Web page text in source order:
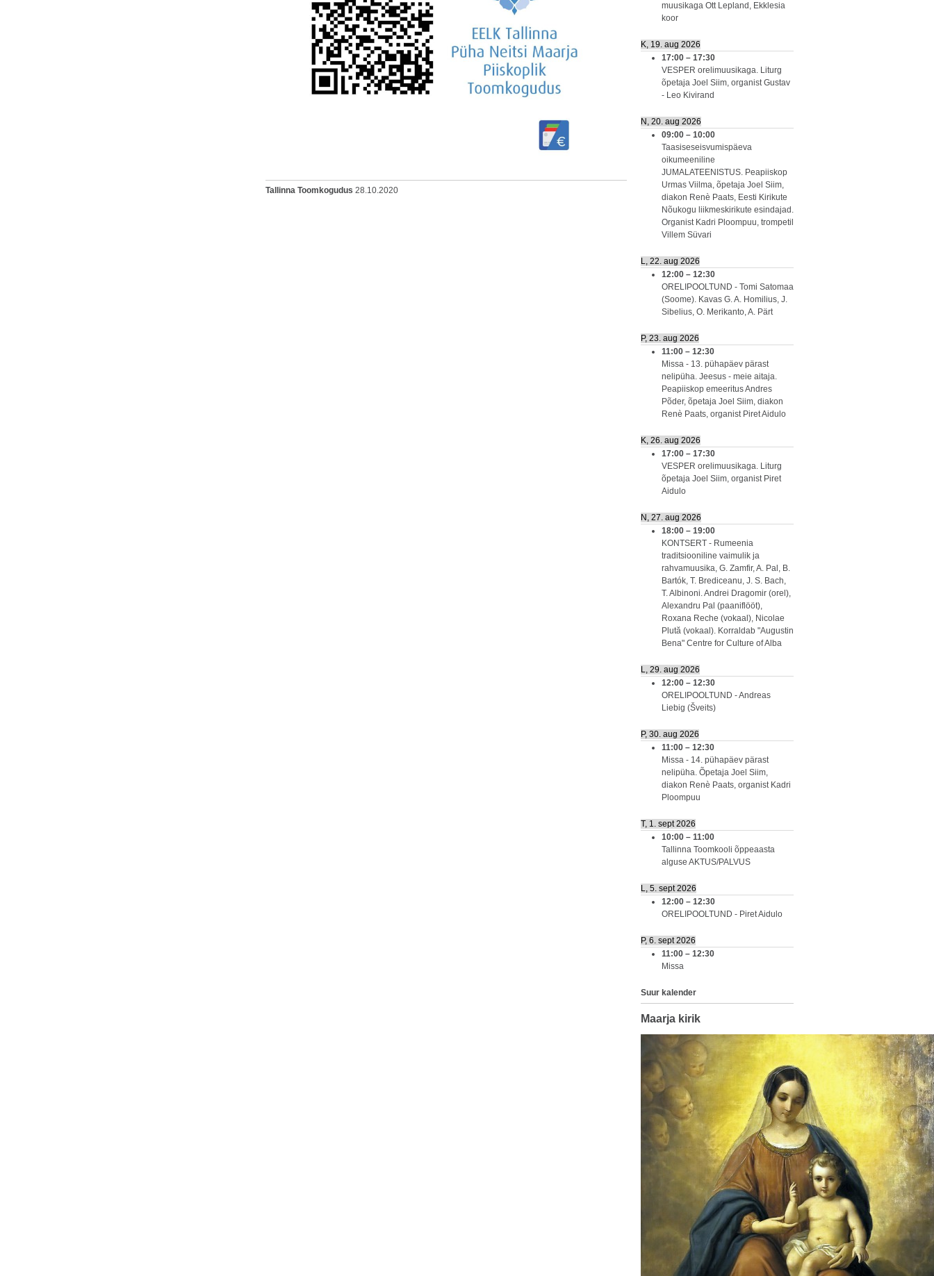
Tallinna Toomkogudus 28.10.2020
muusikaga Ott Lepland, Ekklesia
koor
K, 19. aug 2026
17:00 – 17:30
VESPER orelimuusikaga. Liturg
õpetaja Joel Siim, organist Gustav
- Leo Kivirand
N, 20. aug 2026
09:00 – 10:00
Taasiseseisvumispäeva
oikumeeniline
JUMALATEENISTUS. Peapiiskop
Urmas Viilma, õpetaja Joel Siim,
diakon Renè Paats, Eesti Kirikute
Nõukogu liikmeskirikute esindajad.
Organist Kadri Ploompuu, trompetil
Villem Süvari
L, 22. aug 2026
12:00 – 12:30
ORELIPOOLTUND - Tomi Satomaa
(Soome). Kavas G. A. Homilius, J.
Sibelius, O. Merikanto, A. Pärt
P, 23. aug 2026
11:00 – 12:30
Missa - 13. pühapäev pärast
nelipüha. Jeesus - meie aitaja.
Peapiiskop emeeritus Andres
Põder, õpetaja Joel Siim, diakon
Renè Paats, organist Piret Aidulo
K, 26. aug 2026
17:00 – 17:30
VESPER orelimuusikaga. Liturg
õpetaja Joel Siim, organist Piret
Aidulo
N, 27. aug 2026
18:00 – 19:00
KONTSERT - Rumeenia
traditsiooniline vaimulik ja
rahvamuusika, G. Zamfir, A. Pal, B.
Bartók, T. Brediceanu, J. S. Bach,
T. Albinoni. Andrei Dragomir (orel),
Alexandru Pal (paaniflööt),
Roxana Reche (vokaal), Nicolae
Plută (vokaal). Korraldab "Augustin
Bena" Centre for Culture of Alba
L, 29. aug 2026
12:00 – 12:30
ORELIPOOLTUND - Andreas
Liebig (Šveits)
P, 30. aug 2026
11:00 – 12:30
Missa - 14. pühapäev pärast
nelipüha. Õpetaja Joel Siim,
diakon Renè Paats, organist Kadri
Ploompuu
T, 1. sept 2026
10:00 – 11:00
Tallinna Toomkooli õppeaasta
alguse AKTUS/PALVUS
L, 5. sept 2026
12:00 – 12:30
ORELIPOOLTUND - Piret Aidulo
P, 6. sept 2026
11:00 – 12:30
Missa
Suur kalender
Maarja kirik